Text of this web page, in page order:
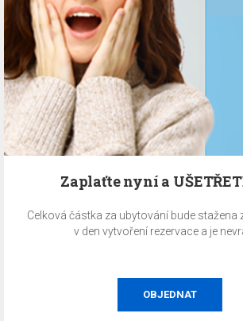
nyní a UŠETŘETE 10%
ubytování bude stažena z platební karty
vytvoření rezervace a je nevratná.